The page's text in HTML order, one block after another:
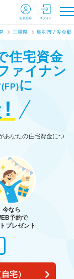
会員登録 ログイン
三重県 鳥羽市 / 度会郡
住宅資金
ァイナン
(FP)に
あなたの住宅資金につ
今なら
予約で
プレゼント
宅）